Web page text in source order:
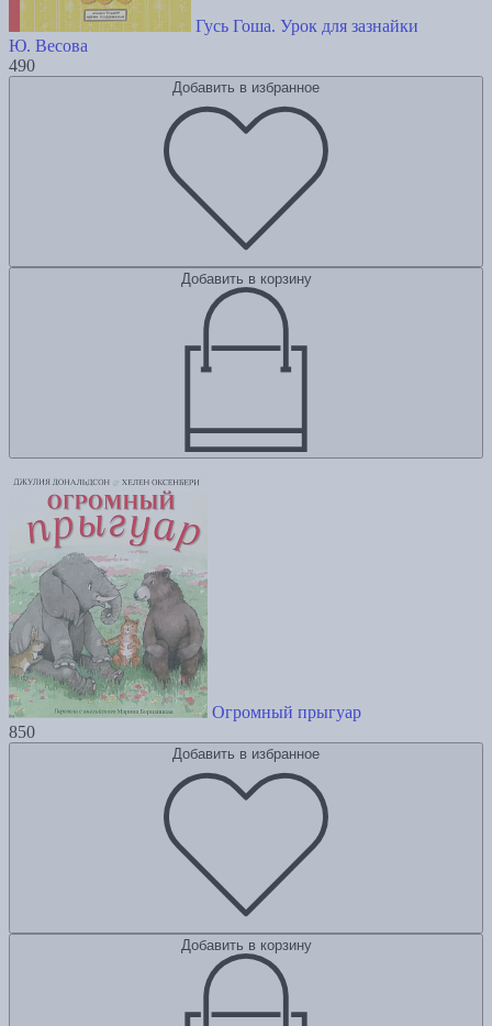
Гусь Гоша. Урок для зазнайки
Ю. Весова
490
Добавить в избранное
Добавить в корзину
Огромный прыгуар
850
Добавить в избранное
Добавить в корзину